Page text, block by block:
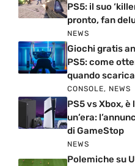
PS5: il suo
pronto, fan
NEWS
Giochi gratis
PS5: come
quando
CONSOLE, NEWS
PS5 vs Xbox, è
un’era:
di GameStop
NEWS
Polemiche su